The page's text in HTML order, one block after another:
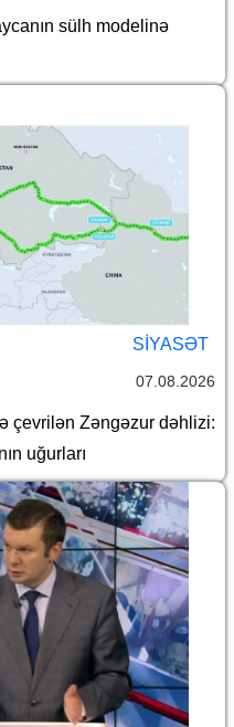
sülh modelinə
SİYASƏT
07.08.2026
çevrilən Zəngəzur dəhlizi:
uğurları